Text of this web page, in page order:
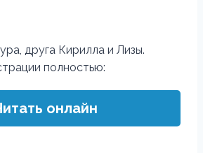
друга Кирилла и Лизы.
полностью:
онлайн